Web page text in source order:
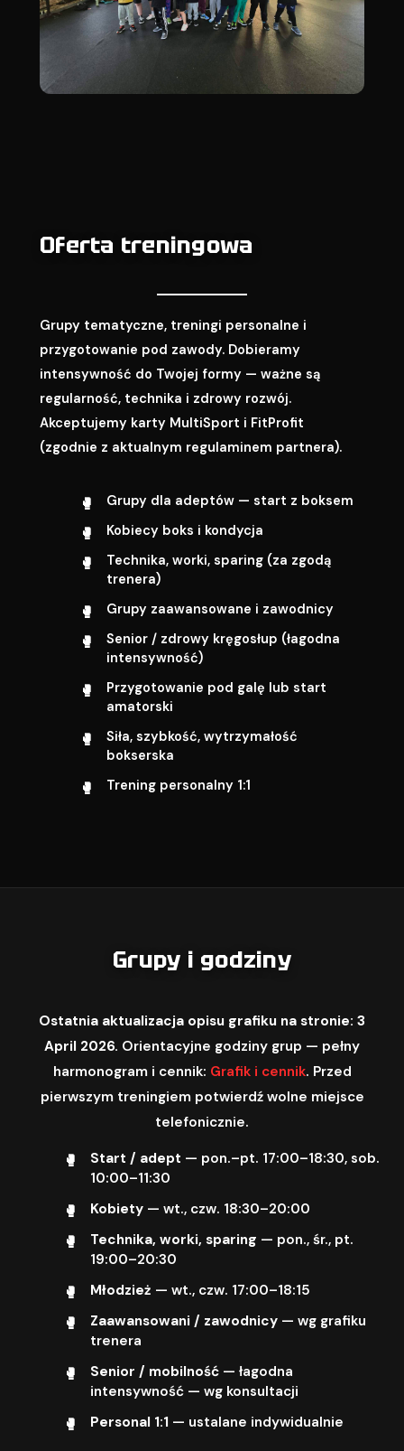
Oferta treningowa
Grupy tematyczne, treningi personalne i
przygotowanie pod zawody. Dobieramy
intensywność do Twojej formy — ważne są
regularność, technika i zdrowy rozwój.
Akceptujemy karty MultiSport i FitProfit
(zgodnie z aktualnym regulaminem partnera).
Grupy dla adeptów — start z boksem
Kobiecy boks i kondycja
Technika, worki, sparing (za zgodą
trenera)
Grupy zaawansowane i zawodnicy
Senior / zdrowy kręgosłup (łagodna
intensywność)
Przygotowanie pod galę lub start
amatorski
Siła, szybkość, wytrzymałość
bokserska
Trening personalny 1:1
Grupy i godziny
Ostatnia aktualizacja opisu grafiku na stronie: 3
April 2026. Orientacyjne godziny grup — pełny
harmonogram i cennik: Grafik i cennik. Przed
pierwszym treningiem potwierdź wolne miejsce
telefonicznie.
Start / adept — pon.–pt. 17:00–18:30, sob.
10:00–11:30
Kobiety— wt., czw. 18:30–20:00
Technika, worki, sparing — pon., śr., pt.
19:00–20:30
Młodzież — wt., czw. 17:00–18:15
Zaawansowani / zawodnicy— wg grafiku
trenera
Senior / mobilność— łagodna
intensywność — wg konsultacji
Personal 1:1 — ustalane indywidualnie